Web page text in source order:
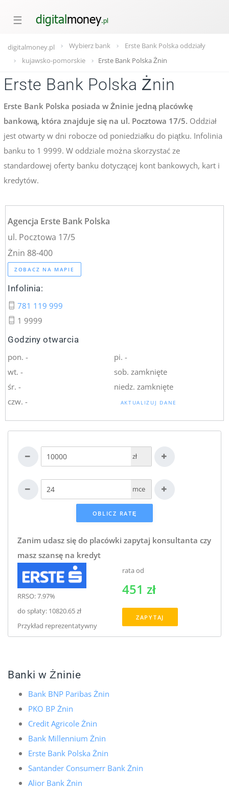
☰
digitalmoney.pl Wybierz bank
Erste Bank Polska oddziały
kujawsko-pomorskie
Erste Bank Polska Żnin
Erste Bank Polska Żnin
Erste Bank Polska posiada w Żninie jedną placówkę
bankową, która znajduje się na ul. Pocztowa 17/5. Oddział
jest otwarty w dni robocze od poniedziałku do piątku. Infolinia
banku to 1 9999. W oddziale można skorzystać ze
standardowej oferty banku dotyczącej kont bankowych, kart i
kredytów.
Agencja Erste Bank Polska
ul. Pocztowa 17/5
Żnin 88-400
ZOBACZ NA MAPIE
Infolinia:
781 119 999
1 9999
Godziny otwarcia
pon. -
wt. -
śr. -
czw. -
pi. -
sob. zamknięte
niedz. zamknięte
AKTUALIZUJ DANE
zł
mce
Zanim udasz się do placówki zapytaj konsultanta czy
masz szansę na kredyt
RRSO: 7.97%
do spłaty: 10820.65 zł
Przykład reprezentatywny
rata od
451 zł
ZAPYTAJ
Banki w Żninie
Bank BNP Paribas Żnin
PKO BP Żnin
Credit Agricole Żnin
Bank Millennium Żnin
Erste Bank Polska Żnin
Santander Consumerr Bank Żnin
Alior Bank Żnin